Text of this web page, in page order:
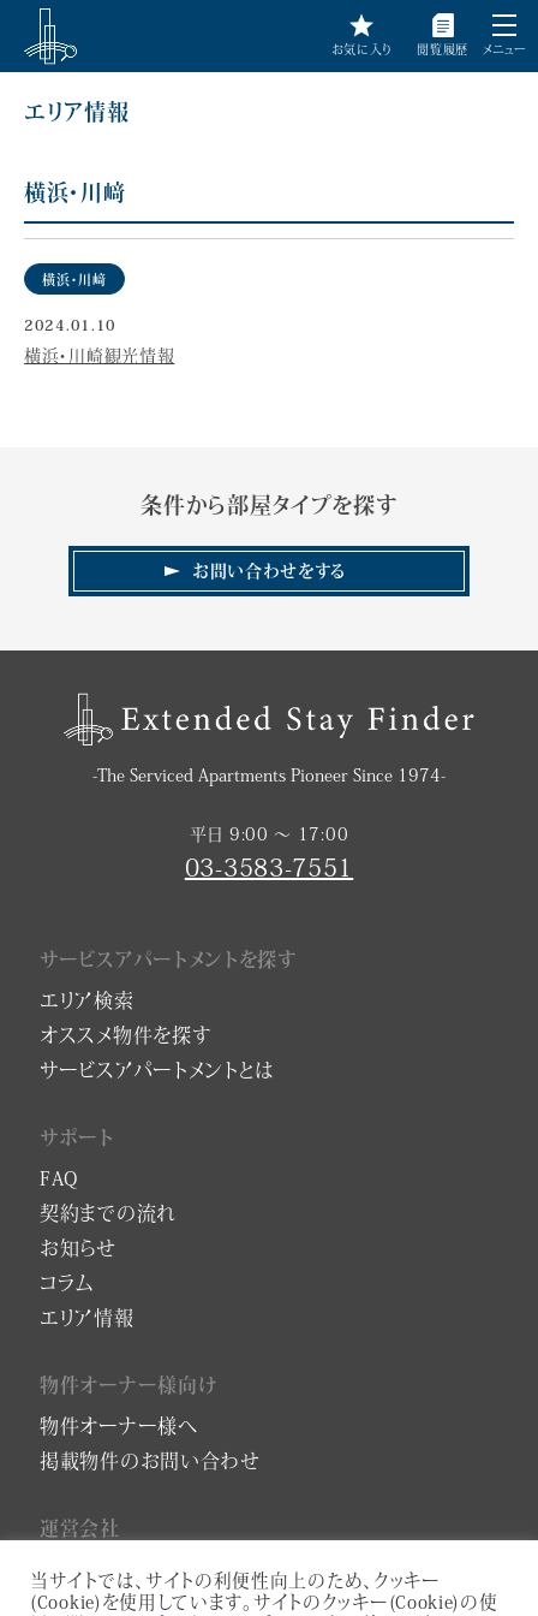
お気に入り 閲覧履歴 メニュー
エリア情報
横浜・川﨑
横浜・川﨑
2024.01.10
横浜・川崎観光情報
条件から部屋タイプを探す
お問い合わせをする
-The Serviced Apartments Pioneer Since 1974-
平日 9:00 〜 17:00
03-3583-7551
サービスアパートメントを探す
エリア検索
オススメ物件を探す
サービスアパートメントとは
サポート
FAQ
契約までの流れ
お知らせ
コラム
エリア情報
物件オーナー様向け
物件オーナー様へ
掲載物件のお問い合わせ
運営会社
会社概要
プライバシーポリシー
当サイトでは、サイトの利便性向上のため、クッキー
(Cookie)を使用しています。サイトのクッキー(Cookie)の使